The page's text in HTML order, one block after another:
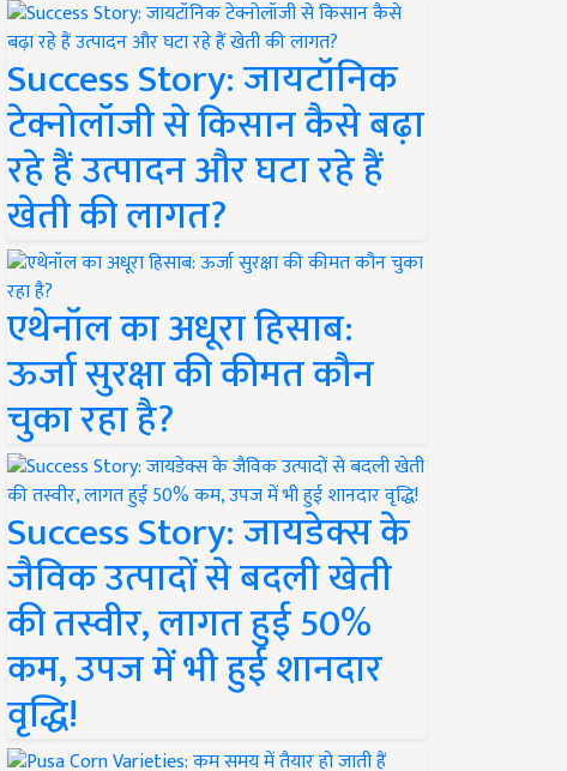
Success Story: जायटॉनिक
टेक्नोलॉजी से किसान कैसे बढ़ा
रहे हैं उत्पादन और घटा रहे हैं
खेती की लागत?
एथेनॉल का अधूरा हिसाब:
ऊर्जा सुरक्षा की कीमत कौन
चुका रहा है?
Success Story: जायडेक्स के
जैविक उत्पादों से बदली खेती
की तस्वीर, लागत हुई 50%
कम, उपज में भी हुई शानदार
वृद्धि!